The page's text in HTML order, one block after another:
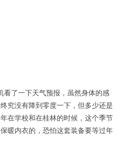
了一下天气预报，虽然身体的感
究没有降到零度一下，但多少还是
在学校和在桂林的时候，这个季节
暖内衣的，恐怕这套装备要等过年